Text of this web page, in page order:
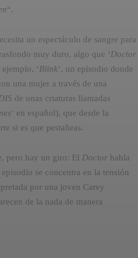
“.
un espectáculo de sangre para
muy duro, algo que ‘Doctor
‘Blink‘, un episodio donde
una mujer a través de una
de unas criaturas llamadas
‘ en español), que desde la
si es que pestañeas.
pero hay un giro: El Doctor habla
se concentra en la tensión
por una joven Carey
de la nada de manera